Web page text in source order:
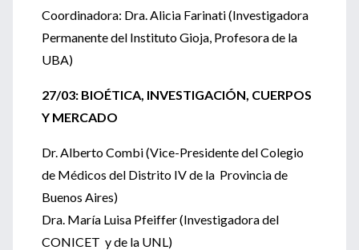
Coordinadora: Dra. Alicia Farinati (Investigadora
Permanente del Instituto Gioja, Profesora de la
UBA)
27/03: BIOÉTICA, INVESTIGACIÓN, CUERPOS
Y MERCADO
Dr. Alberto Combi (Vice-Presidente del Colegio
de Médicos del Distrito IV de la Provincia de
Buenos Aires)
Dra. María Luisa Pfeiffer (Investigadora del
CONICET y de la UNL)